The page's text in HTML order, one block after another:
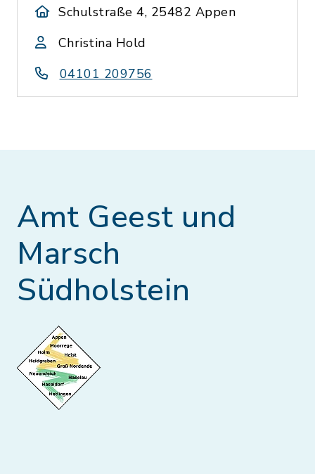
Schulstraße 4, 25482 Appen
Christina Hold
04101 209756
Amt Geest und
Marsch
Südholstein